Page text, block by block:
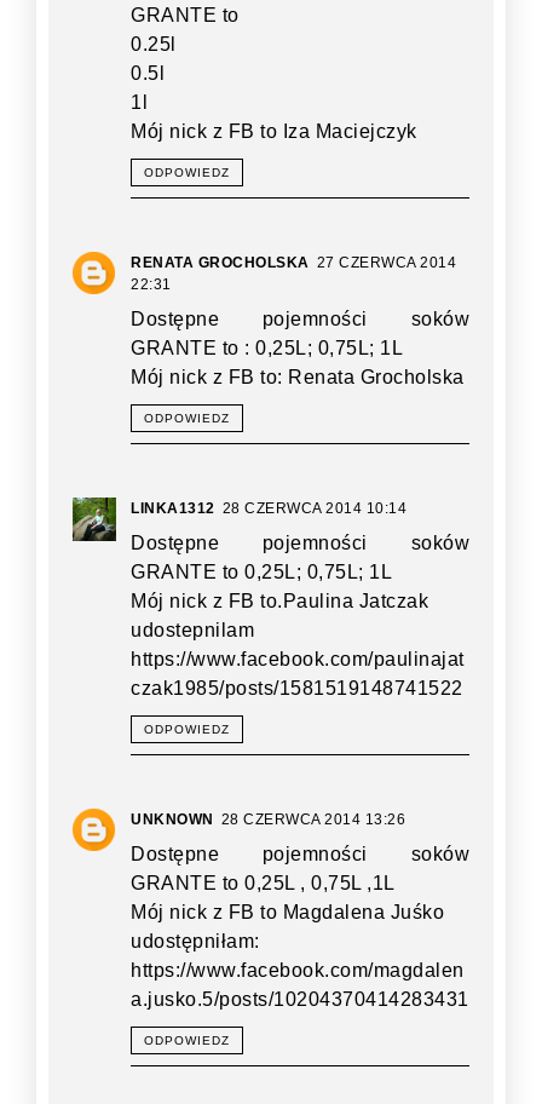
GRANTE to
0.25l
0.5l
1l
Mój nick z FB to Iza Maciejczyk
ODPOWIEDZ
RENATA GROCHOLSKA 27 CZERWCA 2014
22:31
Dostępne pojemności soków
GRANTE to : 0,25L; 0,75L; 1L
Mój nick z FB to: Renata Grocholska
ODPOWIEDZ
LINKA1312 28 CZERWCA 2014 10:14
Dostępne pojemności soków
GRANTE to 0,25L; 0,75L; 1L
Mój nick z FB to.Paulina Jatczak
udostepnilam
https://www.facebook.com/paulinajat
czak1985/posts/1581519148741522
ODPOWIEDZ
UNKNOWN 28 CZERWCA 2014 13:26
Dostępne pojemności soków
GRANTE to 0,25L , 0,75L ,1L
Mój nick z FB to Magdalena Juśko
udostępniłam:
https://www.facebook.com/magdalen
a.jusko.5/posts/10204370414283431
ODPOWIEDZ